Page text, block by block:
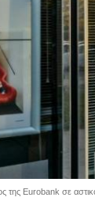
Eurobank σε